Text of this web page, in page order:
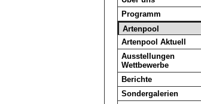
Programm
Artenpool
Artenpool Aktuell
Ausstellungen
Wettbewerbe
Berichte
Sondergalerien